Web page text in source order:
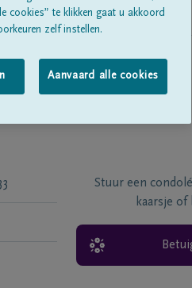
Stuur een
kaarsje
cookies” te klikken gaat u akkoord
zelf instellen.
Aanvaard alle cookies